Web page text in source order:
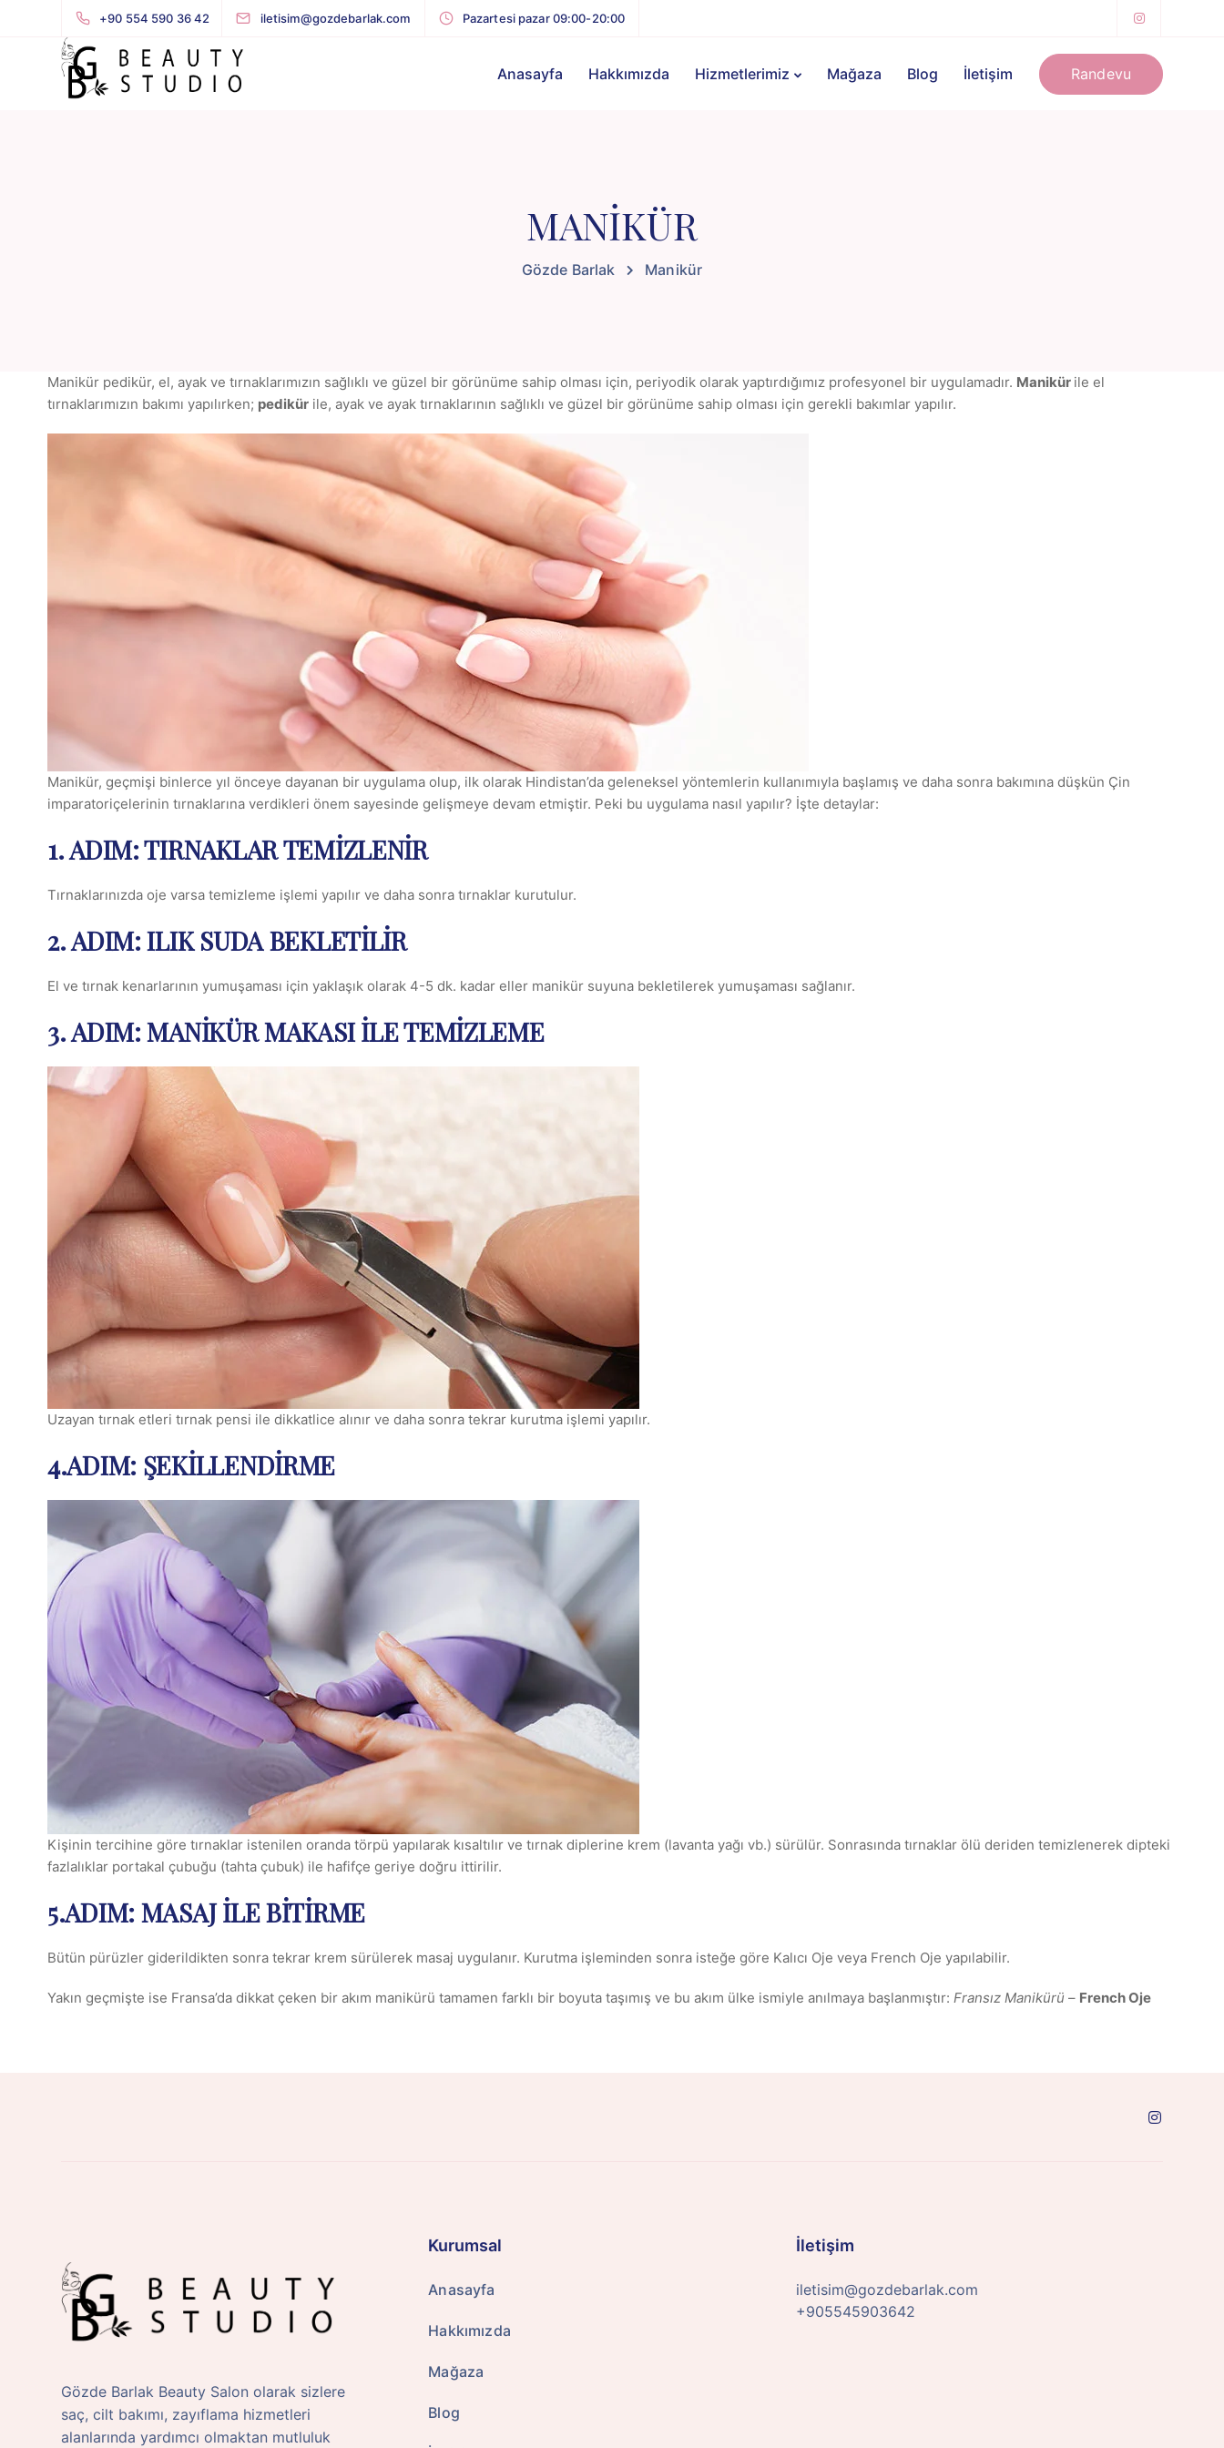
+90 554 590 36 42 iletisim@gozdebarlak.com Pazartesi pazar 09:00-20:00
Anasayfa Hakkımızda Hizmetlerimiz Mağaza Blog İletişim Randevu
MANIKÜR
Gözde Barlak Manikür
Manikür pedikür, el, ayak ve tırnaklarımızın sağlıklı ve güzel bir görünüme sahip olması için, periyodik olarak yaptırdığımız profesyonel bir uygulamadır. Manikür ile el
tırnaklarımızın bakımı yapılırken; pedikür ile, ayak ve ayak tırnaklarının sağlıklı ve güzel bir görünüme sahip olması için gerekli bakımlar yapılır.
Manikür, geçmişi binlerce yıl önceye dayanan bir uygulama olup, ilk olarak Hindistan’da geleneksel yöntemlerin kullanımıyla başlamış ve daha sonra bakımına düşkün Çin
imparatoriçelerinin tırnaklarına verdikleri önem sayesinde gelişmeye devam etmiştir. Peki bu uygulama nasıl yapılır? İşte detaylar:
1. ADIM: TIRNAKLAR TEMIZLENIR
Tırnaklarınızda oje varsa temizleme işlemi yapılır ve daha sonra tırnaklar kurutulur.
2. ADIM: ILIK SUDA BEKLETILIR
El ve tırnak kenarlarının yumuşaması için yaklaşık olarak 4-5 dk. kadar eller manikür suyuna bekletilerek yumuşaması sağlanır.
3. ADIM: MANIKÜR MAKASI İLE TEMIZLEME
Uzayan tırnak etleri tırnak pensi ile dikkatlice alınır ve daha sonra tekrar kurutma işlemi yapılır.
4.ADIM: ŞEKILLENDIRME
Kişinin tercihine göre tırnaklar istenilen oranda törpü yapılarak kısaltılır ve tırnak diplerine krem (lavanta yağı vb.) sürülür. Sonrasında tırnaklar ölü deriden temizlenerek dipteki
fazlalıklar portakal çubuğu (tahta çubuk) ile hafifçe geriye doğru ittirilir.
5.ADIM: MASAJ İLE BITIRME
Bütün pürüzler giderildikten sonra tekrar krem sürülerek masaj uygulanır. Kurutma işleminden sonra isteğe göre Kalıcı Oje veya French Oje yapılabilir.
Yakın geçmişte ise Fransa’da dikkat çeken bir akım manikürü tamamen farklı bir boyuta taşımış ve bu akım ülke ismiyle anılmaya başlanmıştır: Fransız Manikürü – French Oje
Gözde Barlak Beauty Salon olarak sizlere
saç, cilt bakımı, zayıflama hizmetleri
alanlarında yardımcı olmaktan mutluluk
Kurumsal
Anasayfa
Hakkımızda
Mağaza
Blog
İletişim
iletisim@gozdebarlak.com
+905545903642